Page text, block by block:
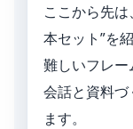
ここから先
本セット”を
難しいフレ
会話と資料づ
ます。